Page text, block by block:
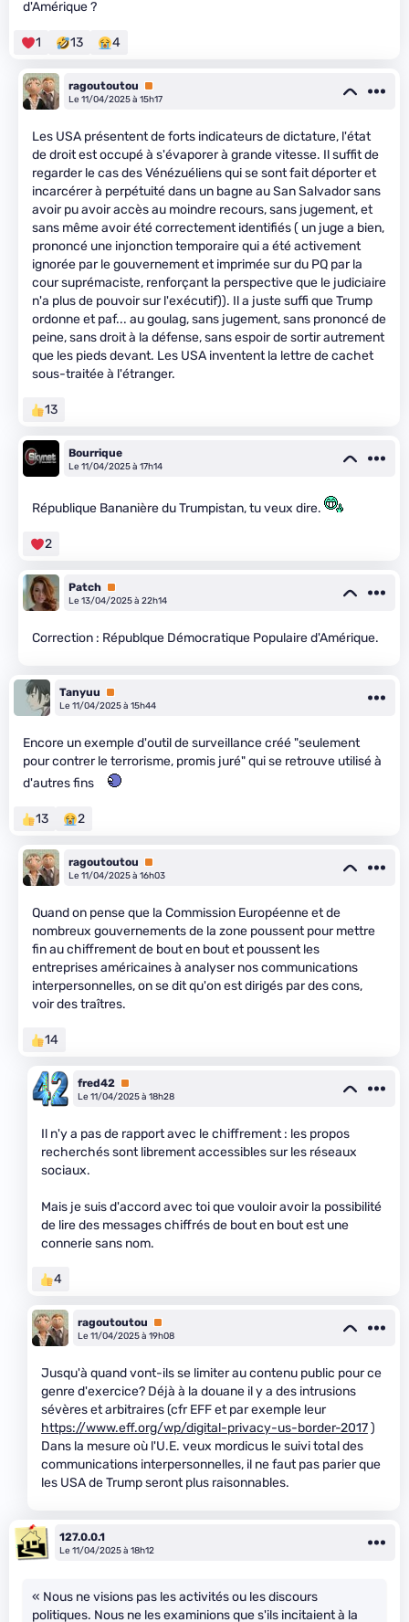
d'Amérique ?
1 13 4
ragoutoutou
Premium
Le 11/04/2025 à 15h17
Les USA présentent de forts indicateurs de dictature, l'état
de droit est occupé à s'évaporer à grande vitesse. Il suffit de
regarder le cas des Vénézuéliens qui se sont fait déporter et
incarcérer à perpétuité dans un bagne au San Salvador sans
avoir pu avoir accès au moindre recours, sans jugement, et
sans même avoir été correctement identifiés ( un juge a bien,
prononcé une injonction temporaire qui a été activement
ignorée par le gouvernement et imprimée sur du PQ par la
cour suprémaciste, renforçant la perspective que le judiciaire
n'a plus de pouvoir sur l'exécutif)). Il a juste suffi que Trump
ordonne et paf... au goulag, sans jugement, sans prononcé de
peine, sans droit à la défense, sans espoir de sortir autrement
que les pieds devant. Les USA inventent la lettre de cachet
sous-traitée à l'étranger.
13
Bourrique
Le 11/04/2025 à 17h14
République Bananière du Trumpistan, tu veux dire.
2
Patch Premium
Le 13/04/2025 à 22h14
Correction : Républque Démocratique Populaire d'Amérique.
Tanyuu
Premium
Le 11/04/2025 à 15h44
Encore un exemple d'outil de surveillance créé "seulement
pour contrer le terrorisme, promis juré" qui se retrouve utilisé à
d'autres fins
13 2
ragoutoutou
Premium
Le 11/04/2025 à 16h03
Quand on pense que la Commission Européenne et de
nombreux gouvernements de la zone poussent pour mettre
fin au chiffrement de bout en bout et poussent les
entreprises américaines à analyser nos communications
interpersonnelles, on se dit qu'on est dirigés par des cons,
voir des traîtres.
14
fred42 Premium
Le 11/04/2025 à 18h28
Il n'y a pas de rapport avec le chiffrement : les propos
recherchés sont librement accessibles sur les réseaux
sociaux.
Mais je suis d'accord avec toi que vouloir avoir la possibilité
de lire des messages chiffrés de bout en bout est une
connerie sans nom.
4
ragoutoutou
Premium
Le 11/04/2025 à 19h08
Jusqu'à quand vont-ils se limiter au contenu public pour ce
genre d'exercice? Déjà à la douane il y a des intrusions
sévères et arbitraires (cfr EFF et par exemple leur
https://www.eff.org/wp/digital-privacy-us-border-2017)
Dans la mesure où l'U.E. veux mordicus le suivi total des
communications interpersonnelles, il ne faut pas parier que
les USA de Trump seront plus raisonnables.
127.0.0.1
Le 11/04/2025 à 18h12
« Nous ne visions pas les activités ou les discours
politiques. Nous ne les examinions que s'ils incitaient à la